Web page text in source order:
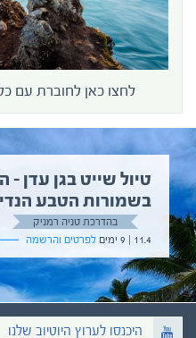
לחצו כאן לחוברת עם
טיול שייט בגן עדן –
בשמורות הטבע
בהדרכת טניה רמניק
11.4 | 9 ימים
לפרטים והרשמה
היכנסו לערוץ היוטיוב שלנו